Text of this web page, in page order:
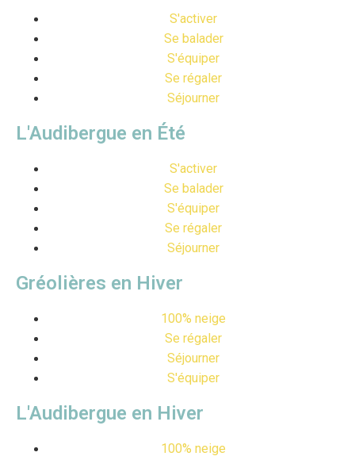
S'activer
Se balader
S'équiper
Se régaler
Séjourner
L'Audibergue en Été
S'activer
Se balader
S'équiper
Se régaler
Séjourner
Gréolières en Hiver
100% neige
Se régaler
Séjourner
S'équiper
L'Audibergue en Hiver
100% neige